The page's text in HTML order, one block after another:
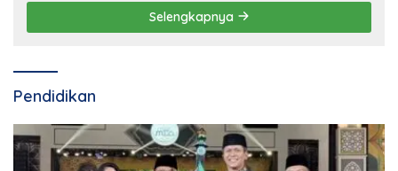
Selengkapnya
Pendidikan